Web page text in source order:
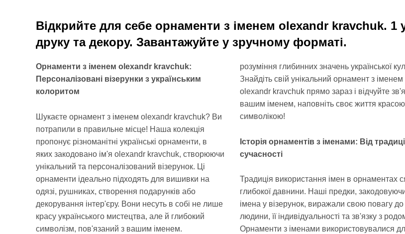
Відкрийте для себе орнаменти з іменем olexandr kravchuk. 1
друку та декору. Завантажуйте у зручному форматі.
Орнаменти з іменем olexandr kravchuk:
Персоналізовані візерунки з українським
колоритом
Шукаєте орнамент з іменем olexandr kravchuk? Ви
потрапили в правильне місце! Наша колекція
пропонує різноманітні українські орнаменти, в
яких закодовано ім'я olexandr kravchuk, створюючи
унікальний та персоналізований візерунок. Ці
орнаменти ідеально підходять для вишивки на
одязі, рушниках, створення подарунків або
декорування інтер'єру. Вони несуть в собі не лише
красу українського мистецтва, але й глибокий
символізм, пов'язаний з вашим іменем.
розуміння глибинних значень української
Знайдіть свій унікальний орнамент з іменем
olexandr kravchuk прямо зараз і відчуйте
вашим іменем, наповніть своє життя
символікою!
Історія орнаментів з іменами: Від
сучасності
Традиція використання імен в орнаментах
глибокої давнини. Наші предки,
імена у візерунок, виражали свою повагу до
людини, її індивідуальності та зв'язку з
Орнаменти з іменами використовувалися